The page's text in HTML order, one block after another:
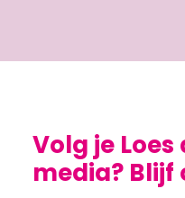
Volg je
media? Blijf